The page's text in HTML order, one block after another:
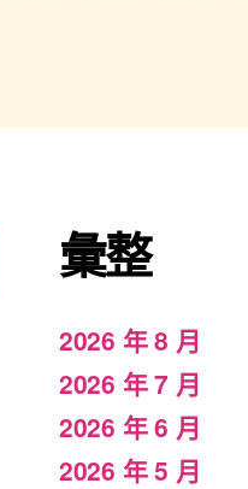
彙整
2026 年 8 月
2026 年 7 月
2026 年 6 月
2026 年 5 月